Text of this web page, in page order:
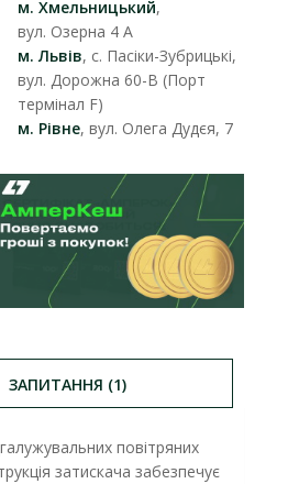
м. Хмельницький,
вул. Озерна 4 А
м. Львів, с. Пасіки-Зубрицькі,
вул. Дорожна 60-В (Порт
термінал F)
м. Рівне, вул. Олега Дудєя, 7
ЗАПИТАННЯ (1)
повітряних
затискача забезпечує